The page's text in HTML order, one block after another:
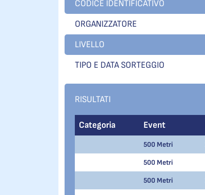
CODICE IDENTIFICATIVO
ORGANIZZATORE
LIVELLO
TIPO E DATA SORTEGGIO
RISULTATI
Categoria Event
500 Metri
500 Metri
500 Metri